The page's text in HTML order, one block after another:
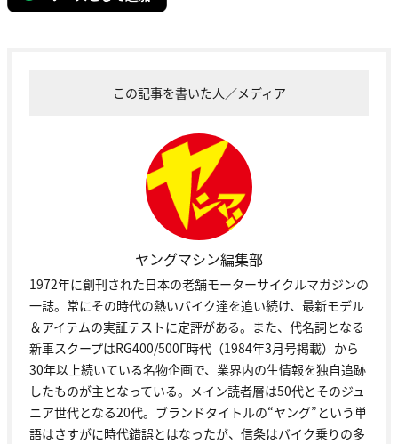
この記事を書いた人／メディア
ヤングマシン編集部
1972年に創刊された日本の老舗モーターサイクルマガジンの
一誌。常にその時代の熱いバイク達を追い続け、最新モデル
＆アイテムの実証テストに定評がある。また、代名詞となる
新車スクープはRG400/500Γ時代（1984年3月号掲載）から
30年以上続いている名物企画で、業界内の生情報を独自追跡
したものが主となっている。メイン読者層は50代とそのジュ
ニア世代となる20代。ブランドタイトルの“ヤング”という単
語はさすがに時代錯誤とはなったが、信条はバイク乗りの多